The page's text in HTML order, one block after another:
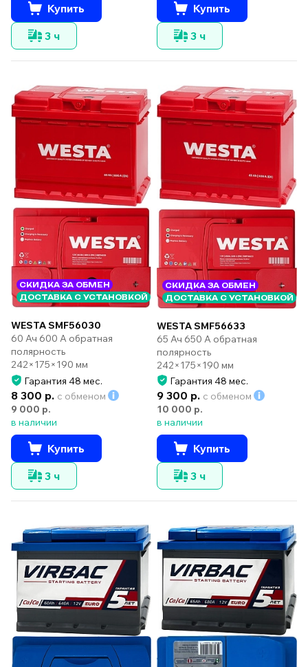
Купить
3 ч
Купить
3 ч
СКИДКА ЗА ОБМЕН
ДОСТАВКА С УСТАНОВКОЙ
WESTA SMF56030
60 Ач 600 А обратная
полярность
242×175×190 мм
Гарантия 48 мес.
8 300 р. с обменом
9 000 р.
в наличии
Купить
3 ч
СКИДКА ЗА ОБМЕН
ДОСТАВКА С УСТАНОВКОЙ
WESTA SMF56633
65 Ач 650 А обратная
полярность
242×175×190 мм
Гарантия 48 мес.
9 300 р. с обменом
10 000 р.
в наличии
Купить
3 ч